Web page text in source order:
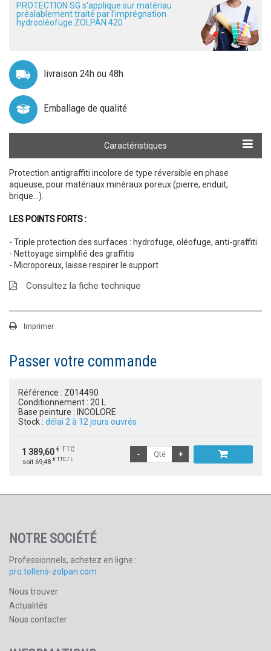
PROTECTION SG s’applique sur matériau
préalablement traité par l’imprégnation
hydrooléofuge ZOLPAN 420
livraison 24h ou 48h
Emballage de qualité
Caractéristiques
Calculer ma quantité
Protection antigraffiti incolore de type réversible en phase
aqueuse, pour matériaux minéraux poreux (pierre, enduit,
brique…).
LES POINTS FORTS :
- Triple protection des surfaces : hydrofuge, oléofuge, anti-graffiti
- Nettoyage simplifié des graffitis
- Microporeux, laisse respirer le support
Consultez la fiche technique
Imprimer
Passer votre commande
Référence : Z014490
Conditionnement : 20 L
Base peinture : INCOLORE
Stock : délai 2 à 12 jours ouvrés
1 389,60 € TTC
soit 69,48 € TTC / L
NOTRE SOCIÉTÉ
Professionnels, achetez en ligne :
pro.tollens-zolpan.com
Nous trouver
Actualités
Nous contacter